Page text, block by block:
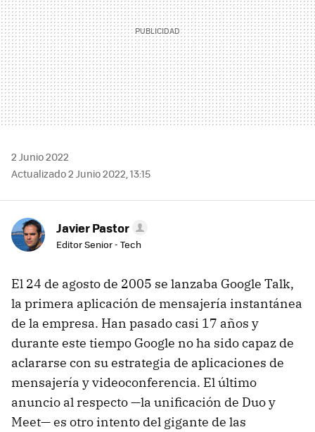
2 Junio 2022
Actualizado 2 Junio 2022, 13:15
Javier Pastor
Editor Senior - Tech
El 24 de agosto de 2005 se lanzaba Google Talk,
la primera aplicación de mensajería instantánea
de la empresa. Han pasado casi 17 años y
durante este tiempo Google no ha sido capaz de
aclararse con su estrategia de aplicaciones de
mensajería y videoconferencia. El último
anuncio al respecto —la unificación de Duo y
Meet— es otro intento del gigante de las